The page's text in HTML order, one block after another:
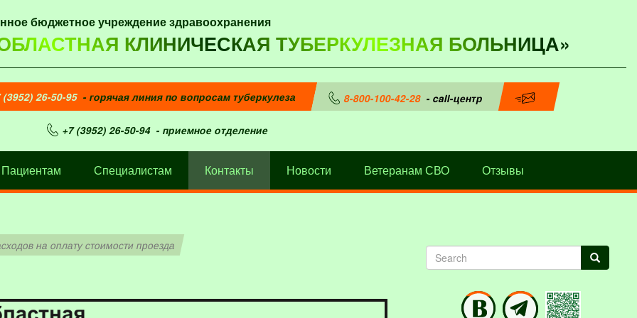
бюджетное учреждение здравоохранения
КЛИНИЧЕСКАЯ ТУБЕРКУЛЕЗНАЯ БОЛЬНИЦА»
(3952) 26-50-95- горячая линия по вопросам туберкулеза 8-800-100-42-28- call-центр
+7 (3952) 26-50-94- приемное отделение
Пациентам Специалистам Контакты Новости Ветеранам СВО Отзывы
на оплату стоимости проезда Search Search